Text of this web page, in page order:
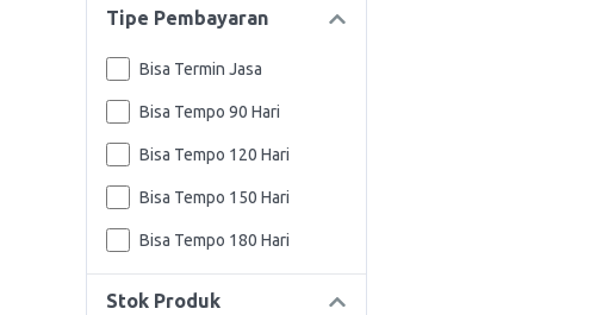
Tipe Pembayaran
Bisa Termin Jasa
Bisa Tempo 90 Hari
Bisa Tempo 120 Hari
Bisa Tempo 150 Hari
Bisa Tempo 180 Hari
Stok Produk